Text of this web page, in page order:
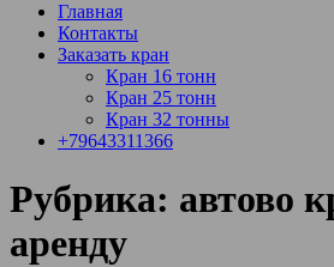
Главная
Контакты
Заказать кран
Кран 16 тонн
Кран 25 тонн
Кран 32 тонны
+79643311366
Рубрика: автово
аренду